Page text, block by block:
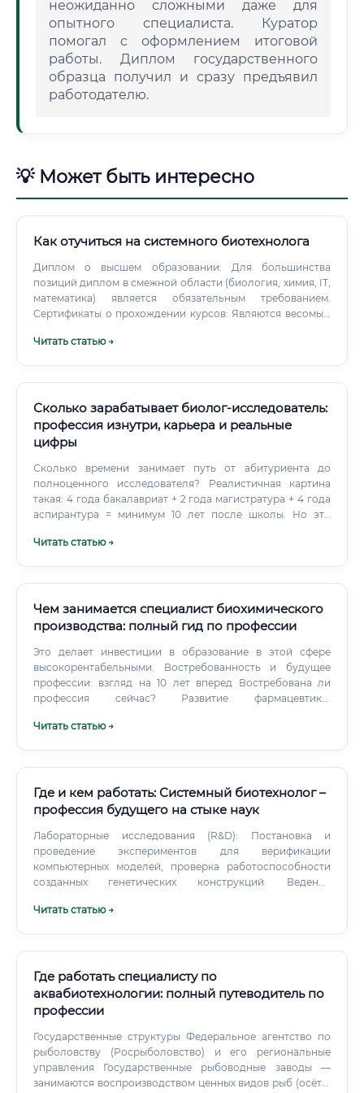
неожиданно сложными даже для
опытного специалиста. Куратор
помогал с оформлением итоговой
работы. Диплом государственного
образца получил и сразу предъявил
работодателю.
💡 Может быть интересно
Как отучиться на системного биотехнолога
Диплом о высшем образовании: Для большинства
позиций диплом в смежной области (биология, химия, IT,
математика) является обязательным требованием.
Сертификаты о прохождении курсов: Являются весомым
ваших проектов будет огромным плюсом.
Читать статью →
Сколько зарабатывает биолог-исследователь:
профессия изнутри, карьера и реальные
цифры
Сколько времени занимает путь от абитуриента до
полноценного исследователя? Реалистичная картина
такая: 4 года бакалавриат + 2 года магистратура + 4 года
аспирантура = минимум 10 лет после школы. Но это
возможность реально изменить то, что человечество
Читать статью →
Чем занимается специалист биохимического
производства: полный гид по профессии
Это делает инвестиции в образование в этой сфере
высокорентабельными. Востребованность и будущее
профессии: взгляд на 10 лет вперед Востребована ли
профессия сейчас? Развитие фармацевтики,
России создают стабильно высокий спрос на этих
Читать статью →
Где и кем работать: Системный биотехнолог –
профессия будущего на стыке наук
Лабораторные исследования (R&D): Постановка и
проведение экспериментов для верификации
компьютерных моделей, проверка работоспособности
созданных генетических конструкций. Ведение
этапов исследования, написание научных отчетов, статей
биологами, химиками, программистами, инженерами и
врачами для комплексного решения поставленных задач.
Читать статью →
Где работать специалисту по
аквабиотехнологии: полный путеводитель по
профессии
Государственные структуры Федеральное агентство по
рыболовству (Росрыболовство) и его региональные
управления Государственные рыбоводные заводы —
занимаются воспроизводством ценных видов рыб (осётр,